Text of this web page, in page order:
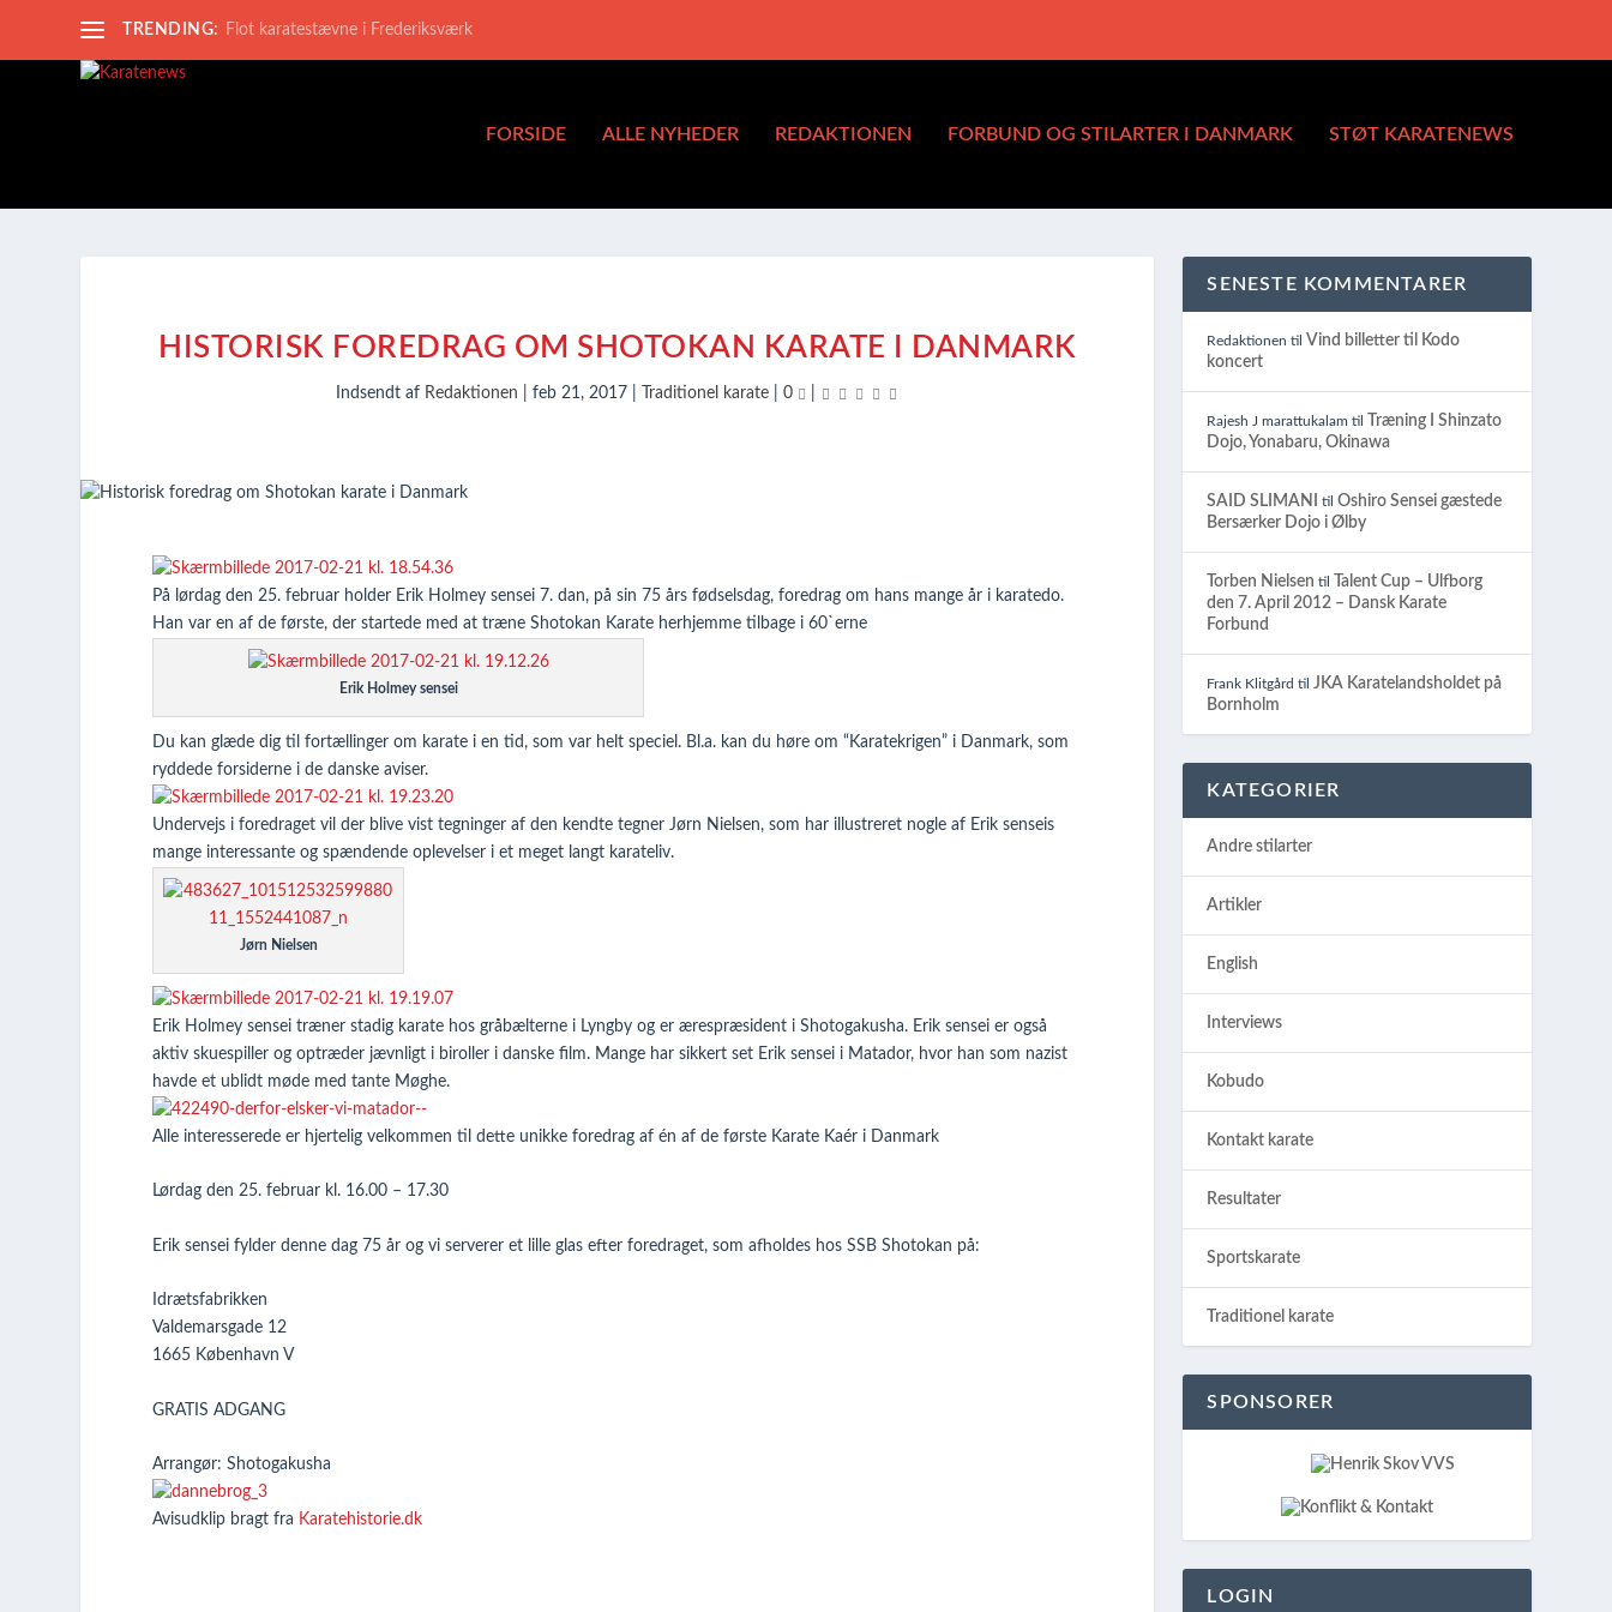
TRENDING: Flot karatestævne i Frederiksværk
FORSIDE ALLE NYHEDER REDAKTIONEN FORBUND OG STILARTER I DANMARK STØT KARATENEWS
HISTORISK FOREDRAG OM SHOTOKAN KARATE I DANMARK
Indsendt af Redaktionen feb 21, 2017 Traditionel karate| 0
På lørdag den 25. februar holder Erik Holmey sensei 7. dan, på sin 75 års fødselsdag, foredrag om hans mange år i karatedo.
Han var en af de første, der startede med at træne Shotokan Karate herhjemme tilbage i 60`erne
Erik Holmey sensei
Du kan glæde dig til fortællinger om karate i en tid, som var helt speciel. Bl.a. kan du høre om “Karatekrigen” i Danmark, som
ryddede forsiderne i de danske aviser.
Undervejs i foredraget vil der blive vist tegninger af den kendte tegner Jørn Nielsen, som har illustreret nogle af Erik senseis
mange interessante og spændende oplevelser i et meget langt karateliv.
Jørn Nielsen
Erik Holmey sensei træner stadig karate hos gråbælterne i Lyngby og er ærespræsident i Shotogakusha. Erik sensei er også
aktiv skuespiller og optræder jævnligt i biroller i danske film. Mange har sikkert set Erik sensei i Matador, hvor han som nazist
havde et ublidt møde med tante Møghe.
Alle interesserede er hjertelig velkommen til dette unikke foredrag af én af de første Karate Kaér i Danmark
Lørdag den 25. februar kl. 16.00 – 17.30
Erik sensei fylder denne dag 75 år og vi serverer et lille glas efter foredraget, som afholdes hos SSB Shotokan på:
Idrætsfabrikken
Valdemarsgade 12
1665 København V
GRATIS ADGANG
Arrangør: Shotogakusha
Avisudklip bragt fra Karatehistorie.dk
SENESTE KOMMENTARER
Redaktionen til Vind billetter til Kodo
koncert
Rajesh J marattukalam til
Træning I Shinzato
Dojo, Yonabaru, Okinawa
SAID SLIMANI tilOshiro Sensei gæstede
Bersærker Dojo i Ølby
Torben Nielsen til
Talent Cup – Ulfborg
den 7. April 2012 – Dansk Karate
Forbund
Frank Klitgård tilJKA Karatelandsholdet på
Bornholm
KATEGORIER
Andre stilarter
Artikler
English
Interviews
Kobudo
Kontakt karate
Resultater
Sportskarate
Traditionel karate
SPONSORER
LOGIN